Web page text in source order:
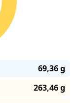
69,36 g
263,46 g